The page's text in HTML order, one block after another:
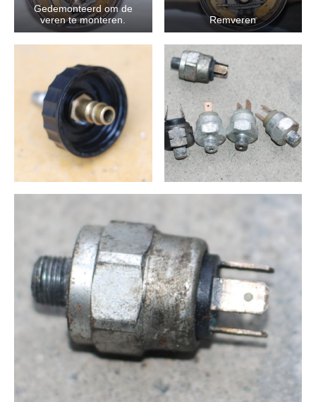
Gedemonteerd om de
veren te monteren.
Remveren